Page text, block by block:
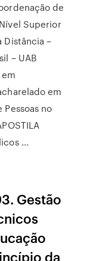
de
Superior
Distância –
– UAB
em
no
...
Gestão
da